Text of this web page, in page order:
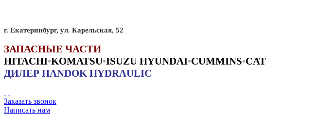
г. Екатеринбург, ул. Карельская, 52
ЗАПАСНЫЕ ЧАСТИ
HITACHI•KOMATSU•ISUZU HYUNDAI•CUMMINS•CAT
ДИЛЕР HANDOK HYDRAULIC
Заказать звонок
Написать нам